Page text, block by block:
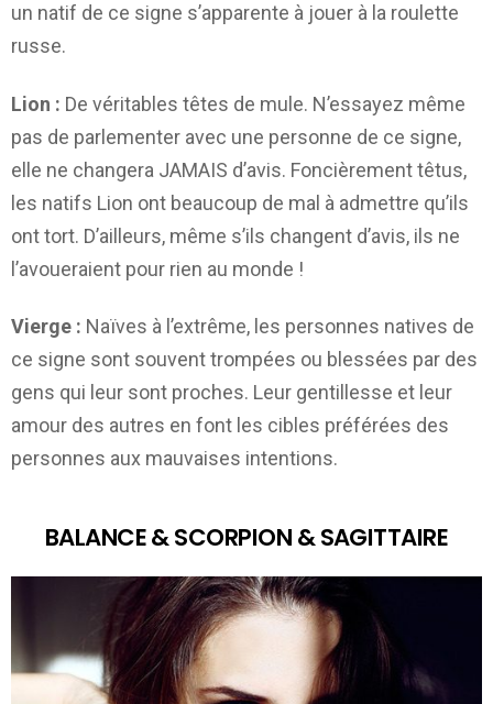
un natif de ce signe s’apparente à jouer à la roulette
russe.
Lion : De véritables têtes de mule. N’essayez même
pas de parlementer avec une personne de ce signe,
elle ne changera JAMAIS d’avis. Foncièrement têtus,
les natifs Lion ont beaucoup de mal à admettre qu’ils
ont tort. D’ailleurs, même s’ils changent d’avis, ils ne
l’avoueraient pour rien au monde !
Vierge : Naïves à l’extrême, les personnes natives de
ce signe sont souvent trompées ou blessées par des
gens qui leur sont proches. Leur gentillesse et leur
amour des autres en font les cibles préférées des
personnes aux mauvaises intentions.
BALANCE & SCORPION & SAGITTAIRE